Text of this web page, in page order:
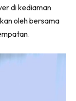
di kediaman
oleh bersama